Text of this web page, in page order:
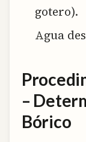
gotero).
Agua
–
Bórico